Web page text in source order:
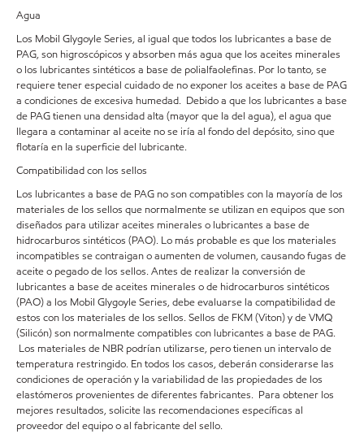
Agua
Los Mobil Glygoyle Series, al igual que todos los lubricantes a base de
PAG, son higroscópicos y absorben más agua que los aceites minerales
o los lubricantes sintéticos a base de polialfaolefinas. Por lo tanto, se
requiere tener especial cuidado de no exponer los aceites a base de PAG
a condiciones de excesiva humedad. Debido a que los lubricantes a base
de PAG tienen una densidad alta (mayor que la del agua), el agua que
llegara a contaminar al aceite no se iría al fondo del depósito, sino que
flotaría en la superficie del lubricante.
Compatibilidad con los sellos
Los lubricantes a base de PAG no son compatibles con la mayoría de los
materiales de los sellos que normalmente se utilizan en equipos que son
diseñados para utilizar aceites minerales o lubricantes a base de
hidrocarburos sintéticos (PAO). Lo más probable es que los materiales
incompatibles se contraigan o aumenten de volumen, causando fugas de
aceite o pegado de los sellos. Antes de realizar la conversión de
lubricantes a base de aceites minerales o de hidrocarburos sintéticos
(PAO) a los Mobil Glygoyle Series, debe evaluarse la compatibilidad de
estos con los materiales de los sellos. Sellos de FKM (Viton) y de VMQ
(Silicón) son normalmente compatibles con lubricantes a base de PAG.
Los materiales de NBR podrían utilizarse, pero tienen un intervalo de
temperatura restringido. En todos los casos, deberán considerarse las
condiciones de operación y la variabilidad de las propiedades de los
elastómeros provenientes de diferentes fabricantes. Para obtener los
mejores resultados, solicite las recomendaciones específicas al
proveedor del equipo o al fabricante del sello.